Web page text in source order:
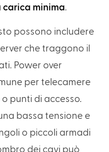
carica minima.
possono includere
che traggono il
Power over
per telecamere
punti di accesso.
bassa tensione e
o piccoli armadi
dei cavi può